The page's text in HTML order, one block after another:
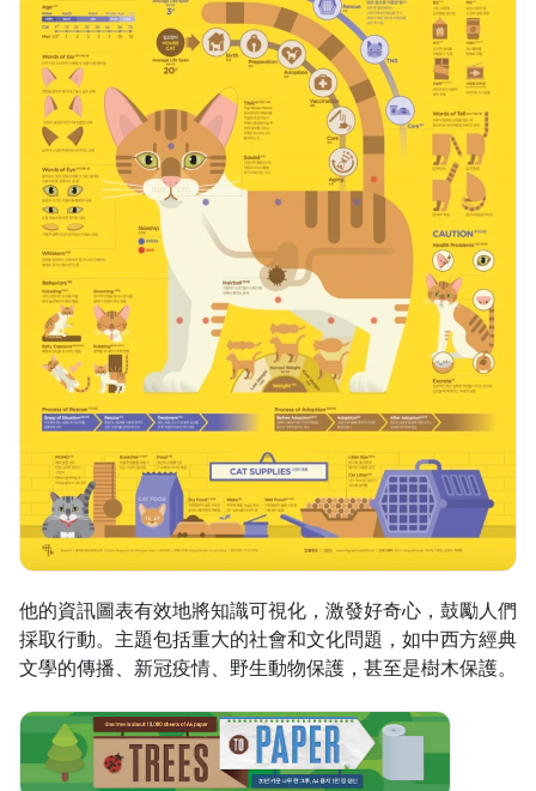
他的資訊圖表有效地將知識可視化，激發好奇心，鼓勵人們
採取行動。主題包括重大的社會和文化問題，如中西方經典
文學的傳播、新冠疫情、野生動物保護，甚至是樹木保護。